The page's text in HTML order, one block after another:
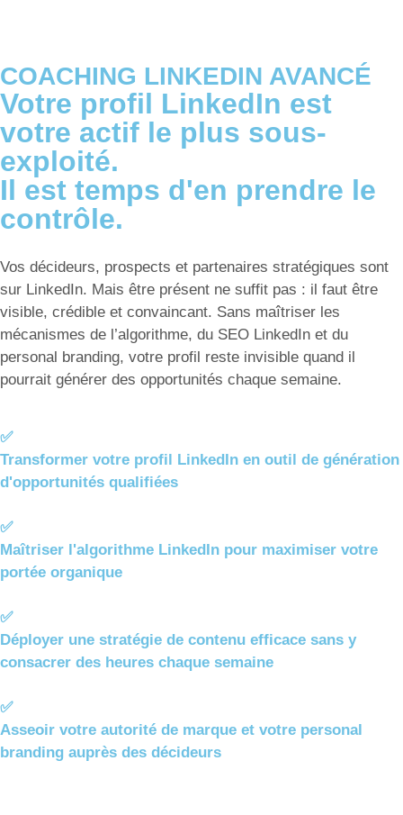
COACHING LINKEDIN AVANCÉ
Votre profil LinkedIn est
votre actif le plus sous-
exploité.
Il est temps d'en prendre le
contrôle.
Vos décideurs, prospects et partenaires stratégiques sont
sur LinkedIn. Mais être présent ne suffit pas : il faut être
visible, crédible et convaincant. Sans maîtriser les
mécanismes de l’algorithme, du SEO LinkedIn et du
personal branding, votre profil reste invisible quand il
pourrait générer des opportunités chaque semaine.
✅
Transformer votre profil LinkedIn en outil de génération
d'opportunités qualifiées
✅
Maîtriser l'algorithme LinkedIn pour maximiser votre
portée organique
✅
Déployer une stratégie de contenu efficace sans y
consacrer des heures chaque semaine
✅
Asseoir votre autorité de marque et votre personal
branding auprès des décideurs